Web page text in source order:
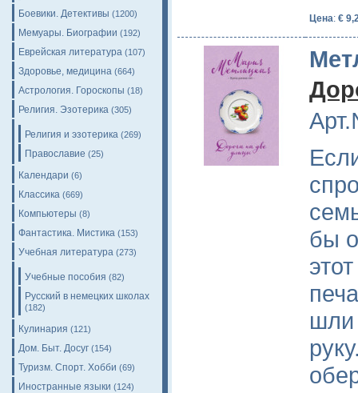
Боевики. Детективы (1200)
Мемуары. Биографии (192)
Еврейская литература (107)
Здоровье, медицина (664)
Астрология. Гороскопы (18)
Религия. Эзотерика (305)
Религия и эзотерика (269)
Православие (25)
Календари (6)
Классика (669)
Компьютеры (8)
Фантастика. Мистика (153)
Учебная литература (273)
Учебные пособия (82)
Русский в немецких школах
(182)
Кулинария (121)
Дом. Быт. Досуг (154)
Туризм. Спорт. Хобби (69)
Иностранные языки (124)
Цена: €
бы
шли